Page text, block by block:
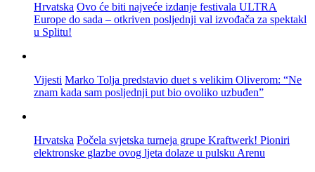
Hrvatska Ovo će biti najveće izdanje festivala ULTRA
Europe do sada – otkriven posljednji val izvođača za spektakl
u Splitu!
Vijesti Marko Tolja predstavio duet s velikim Oliverom: “Ne
znam kada sam posljednji put bio ovoliko uzbuđen”
Hrvatska Počela svjetska turneja grupe Kraftwerk! Pioniri
elektronske glazbe ovog ljeta dolaze u pulsku Arenu